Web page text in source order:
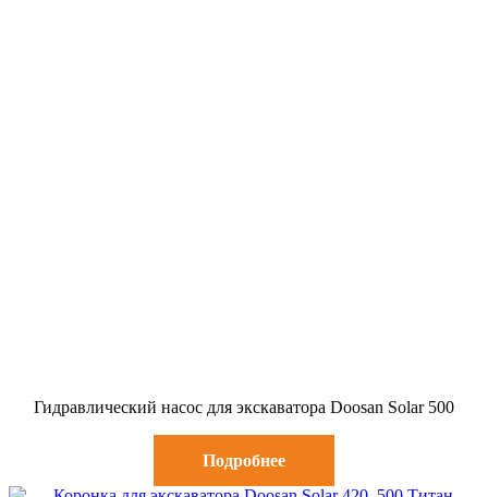
Гидравлический насос для экскаватора Doosan Solar 500
Подробнее